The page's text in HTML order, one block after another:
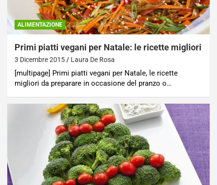
ALIMENTAZIONE
Primi piatti vegani per Natale: le ricette migliori
3 Dicembre 2015 Laura De Rosa
[multipage] Primi piatti vegani per Natale, le ricette
migliori da preparare in occasione del pranzo o…